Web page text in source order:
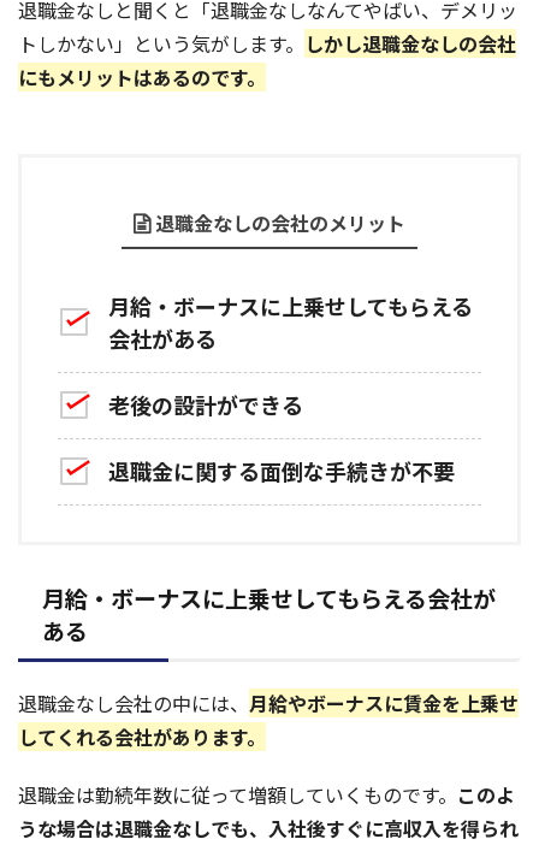
退職金なしと聞くと「退職金なしなんてやばい、デメリッ
トしかない」という気がします。 しかし退職金なしの会社
にもメリットはあるのです。
退職金なしの会社のメリット
月給・ボーナスに上乗せしてもらえる
会社がある
老後の設計ができる
退職金に関する面倒な手続きが不要
月給・ボーナスに上乗せしてもらえる会社が
ある
退職金なし会社の中には、 月給やボーナスに賃金を上乗せ
してくれる会社があります。
退職金は勤続年数に従って増額していくものです。 このよ
うな場合は退職金なしでも、入社後すぐに高収入を得られ